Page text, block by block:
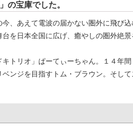
の宝庫でした。
あえて電波の届かない圏外に飛び
を日本全国に広げ、癒やしの圏外絶景
トリオ」 ぱーてぃーちゃん。１４年
ンジを目指すトム・ブラウン。そし